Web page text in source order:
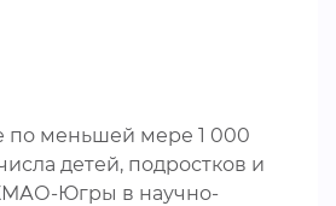
по меньшей мере 1 000
детей, подростков и
Югры в научно-